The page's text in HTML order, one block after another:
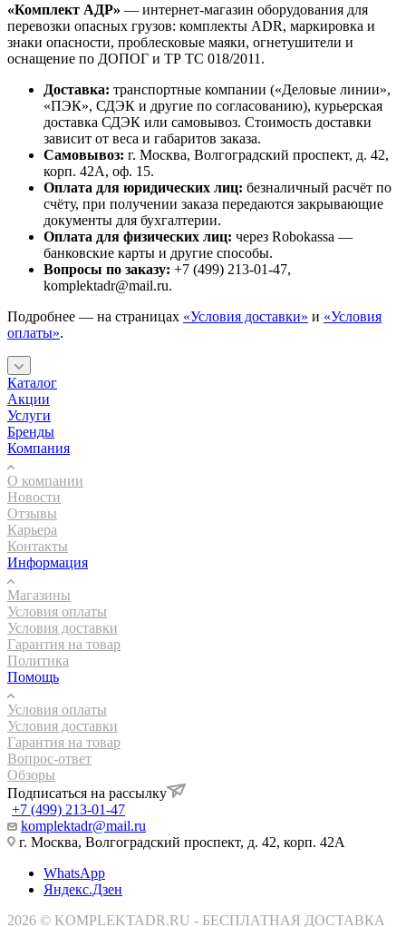
«Комплект АДР» — интернет-магазин оборудования для
перевозки опасных грузов: комплекты ADR, маркировка и
знаки опасности, проблесковые маяки, огнетушители и
оснащение по ДОПОГ и ТР ТС 018/2011.
Доставка: транспортные компании («Деловые линии»,
«ПЭК», СДЭК и другие по согласованию), курьерская
доставка СДЭК или самовывоз. Стоимость доставки
зависит от веса и габаритов заказа.
Самовывоз: г. Москва, Волгоградский проспект, д. 42,
корп. 42А, оф. 15.
Оплата для юридических лиц: безналичный расчёт по
счёту, при получении заказа передаются закрывающие
документы для бухгалтерии.
Оплата для физических лиц: через Robokassa —
банковские карты и другие способы.
Вопросы по заказу: +7 (499) 213-01-47,
komplektadr@mail.ru.
Подробнее — на страницах «Условия доставки» и «Условия
оплаты».
Каталог
Акции
Услуги
Бренды
Компания
О компании
Новости
Отзывы
Карьера
Контакты
Информация
Магазины
Условия оплаты
Условия доставки
Гарантия на товар
Политика
Помощь
Условия оплаты
Условия доставки
Гарантия на товар
Вопрос-ответ
Обзоры
Подписаться на рассылку
+7 (499) 213-01-47
komplektadr@mail.ru
г. Москва, Волгоградский проспект, д. 42, корп. 42А
WhatsApp
Яндекс.Дзен
2026 © KOMPLEKTADR.RU - БЕСПЛАТНАЯ ДОСТАВКА